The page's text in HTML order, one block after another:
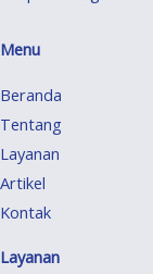
Menu
Beranda
Tentang
Layanan
Artikel
Kontak
Layanan